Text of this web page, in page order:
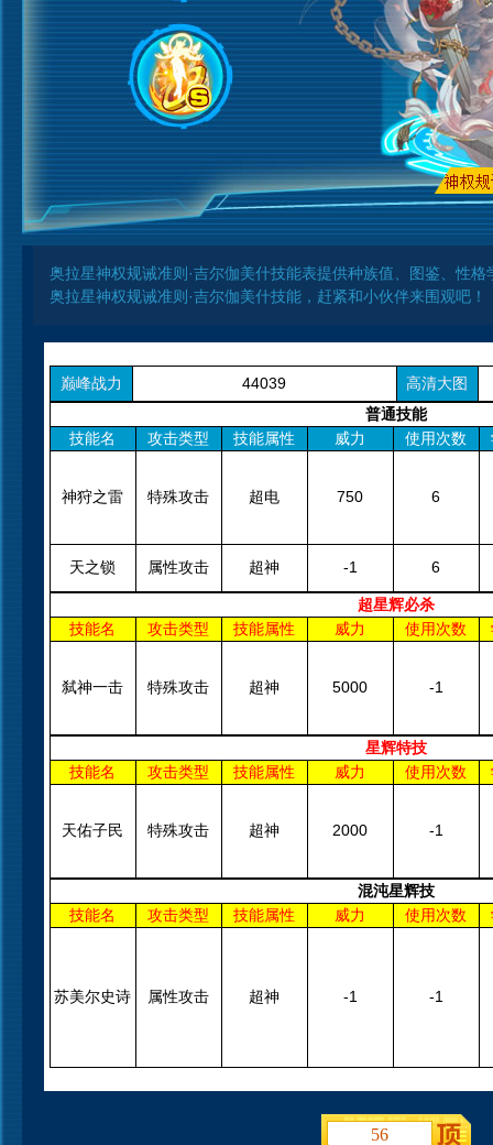
奥拉星神权规诫准则·吉尔伽美什技能表提供种族值、图鉴、性
奥拉星神权规诫准则·吉尔伽美什技能，赶紧和小伙伴来围观吧！
巅峰战力 44039
高清大图
普通技能
技能名
攻击类型 技能属性 威力 使用次数
神狩之雷 特殊攻击 超电 750 6
天之锁 属性攻击 超神 -1 6
超星辉必杀
技能名
攻击类型 技能属性 威力 使用次数
弑神一击 特殊攻击 超神 5000 -1
星辉特技
技能名
攻击类型 技能属性 威力 使用次数
天佑子民 特殊攻击 超神 2000 -1
混沌星辉技
技能名
攻击类型 技能属性 威力 使用次数
苏美尔史诗 属性攻击 超神 -1 -1
56